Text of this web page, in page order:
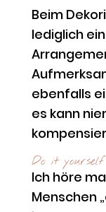
Beim
lediglich
ebenfalls
es kann
Do it yourself
Ich höre
Menschen